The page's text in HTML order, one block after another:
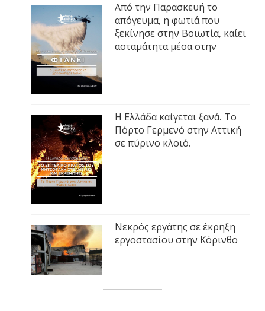
Από την Παρασκευή το
απόγευμα, η φωτιά που
ξεκίνησε στην Βοιωτία, καίει
ασταμάτητα μέσα στην
Η Ελλάδα καίγεται ξανά. Το
Πόρτο Γερμενό στην Αττική
σε πύρινο κλοιό.
Νεκρός εργάτης σε έκρηξη
εργοστασίου στην Κόρινθο